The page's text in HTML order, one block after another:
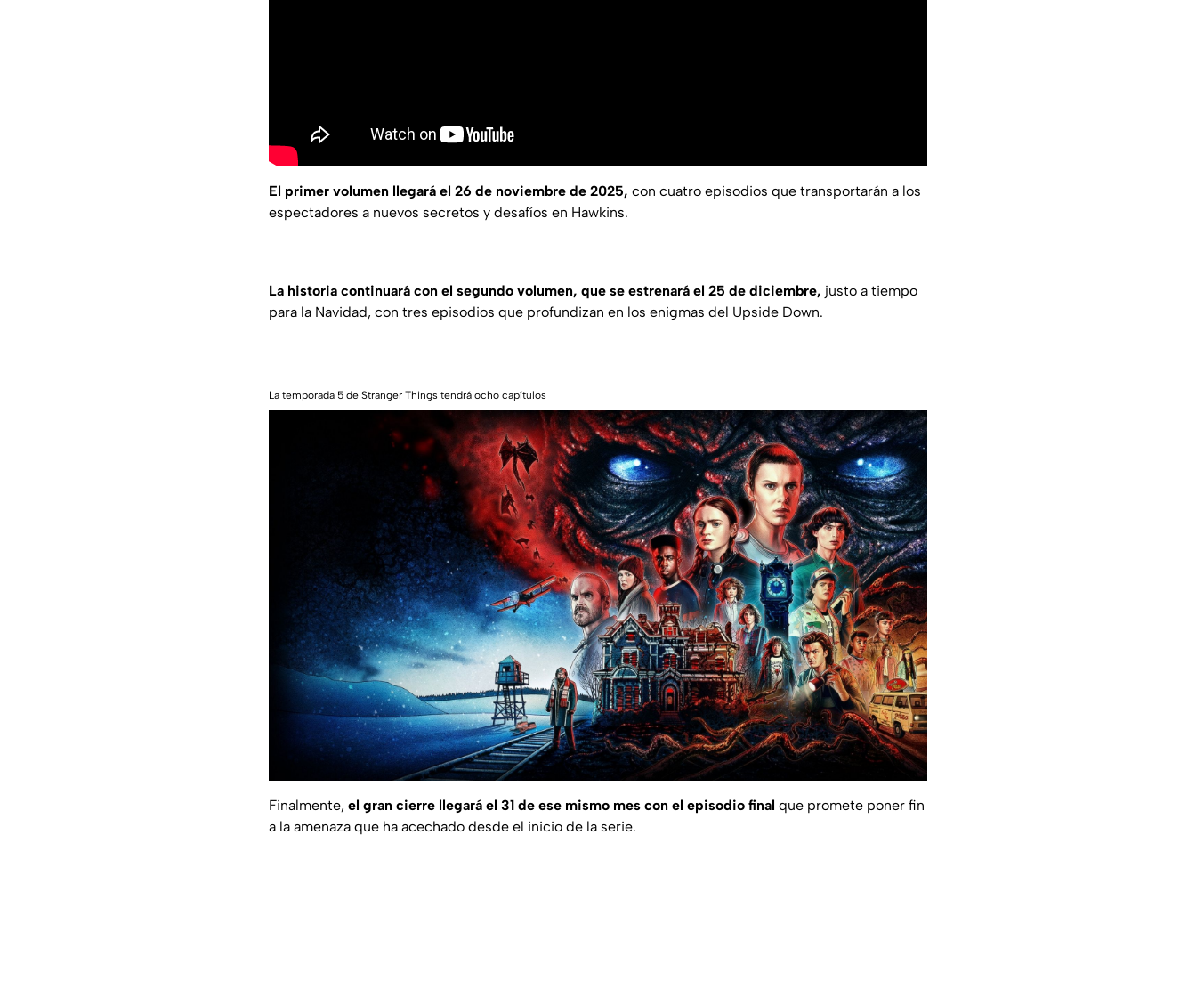
El primer volumen llegará el 26 de noviembre de 2025, con cuatro episodios que transportarán a los
espectadores a nuevos secretos y desafíos en Hawkins.
La historia continuará con el segundo volumen, que se estrenará el 25 de diciembre, justo a tiempo
para la Navidad, con tres episodios que profundizan en los enigmas del Upside Down.
La temporada 5 de Stranger Things tendrá ocho capítulos
Finalmente, el gran cierre llegará el 31 de ese mismo mes con el episodio final que promete poner fin
a la amenaza que ha acechado desde el inicio de la serie.